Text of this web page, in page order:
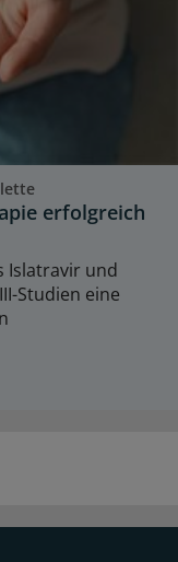
erfolgreich
Islatravir und
Studien eine